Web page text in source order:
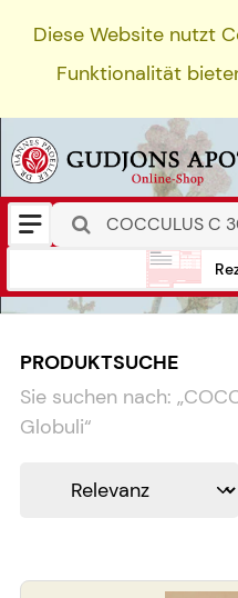
Diese Website nutzt
Funktionalität
PRODUKTSUCHE
Sie suchen nach: „
Globuli“